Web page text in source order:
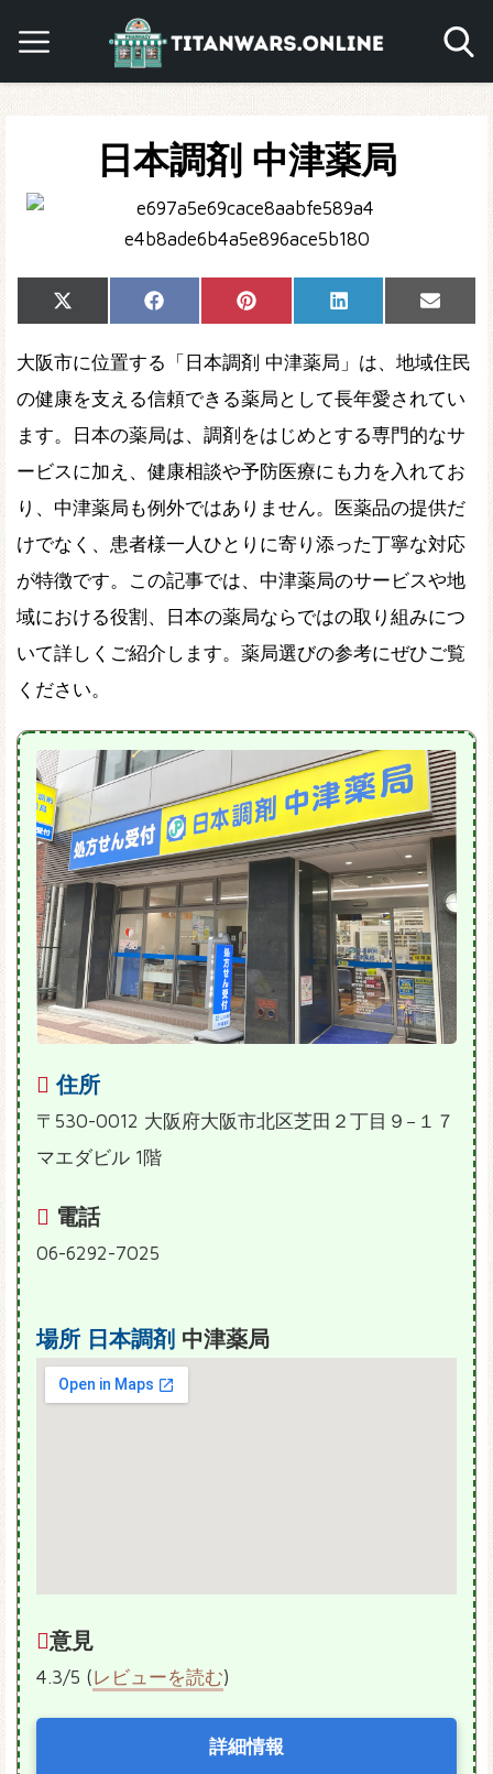
日本調剤 中津薬局
Share
on
X
(Twitter)
Share
on
Facebook Share
on
Pinterest Share
on
LinkedIn
Share
on
Email
大阪市に位置する「日本調剤 中津薬局」は、地域住民
の健康を支える信頼できる薬局として長年愛されてい
ます。日本の薬局は、調剤をはじめとする専門的なサ
ービスに加え、健康相談や予防医療にも力を入れてお
り、中津薬局も例外ではありません。医薬品の提供だ
けでなく、患者様一人ひとりに寄り添った丁寧な対応
が特徴です。この記事では、中津薬局のサービスや地
域における役割、日本の薬局ならではの取り組みにつ
いて詳しくご紹介します。薬局選びの参考にぜひご覧
ください。
住所
〒530-0012 大阪府大阪市北区芝田２丁目９−１７
マエダビル 1階
電話
06-6292-7025
場所 日本調剤 中津薬局
意見
4.3/5 (レビューを読む)
詳細情報